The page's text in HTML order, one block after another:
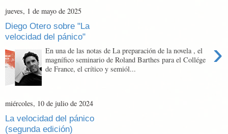
jueves, 1 de mayo de 2025
Diego Otero sobre "La
velocidad del pánico"
›
En una de las notas de La preparación de la novela , el
magnífico seminario de Roland Barthes para el Collége
de France, el crítico y semiól...
miércoles, 10 de julio de 2024
La velocidad del pánico
(segunda edición)